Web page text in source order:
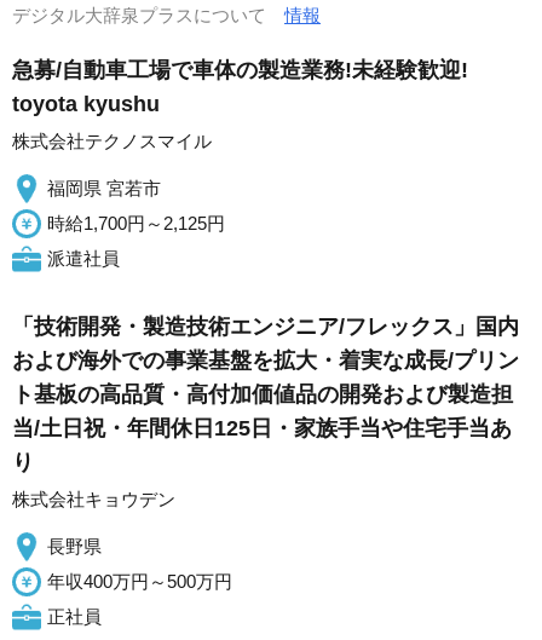
デジタル大辞泉プラスについて情報
急募/自動車工場で車体の製造業務!未経験歓迎!
toyota kyushu
株式会社テクノスマイル
福岡県 宮若市
時給1,700円～2,125円
派遣社員
「技術開発・製造技術エンジニア/フレックス」国内
および海外での事業基盤を拡大・着実な成長/プリン
ト基板の高品質・高付加価値品の開発および製造担
当/土日祝・年間休日125日・家族手当や住宅手当あ
り
株式会社キョウデン
長野県
年収400万円～500万円
正社員